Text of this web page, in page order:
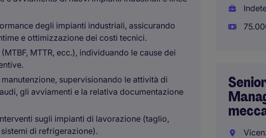
degli impianti industriali, assicurando
e ottimizzazione dei costi tecnici.
MTTR, ecc.), individuando le cause dei
supervisionando le attività di
gli avviamenti e la relativa documentazione
sugli impianti di lavorazione (taglio,
di refrigerazione).